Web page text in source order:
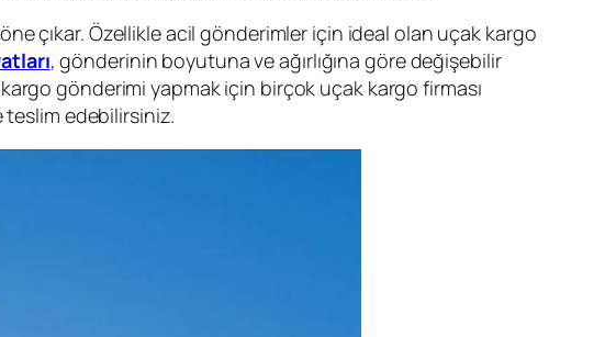
çıkar. Özellikle acil gönderimler için ideal olan uçak kargo
, gönderinin boyutuna ve ağırlığına göre değişebilir
gönderimi yapmak için birçok uçak kargo firması
teslim edebilirsiniz.